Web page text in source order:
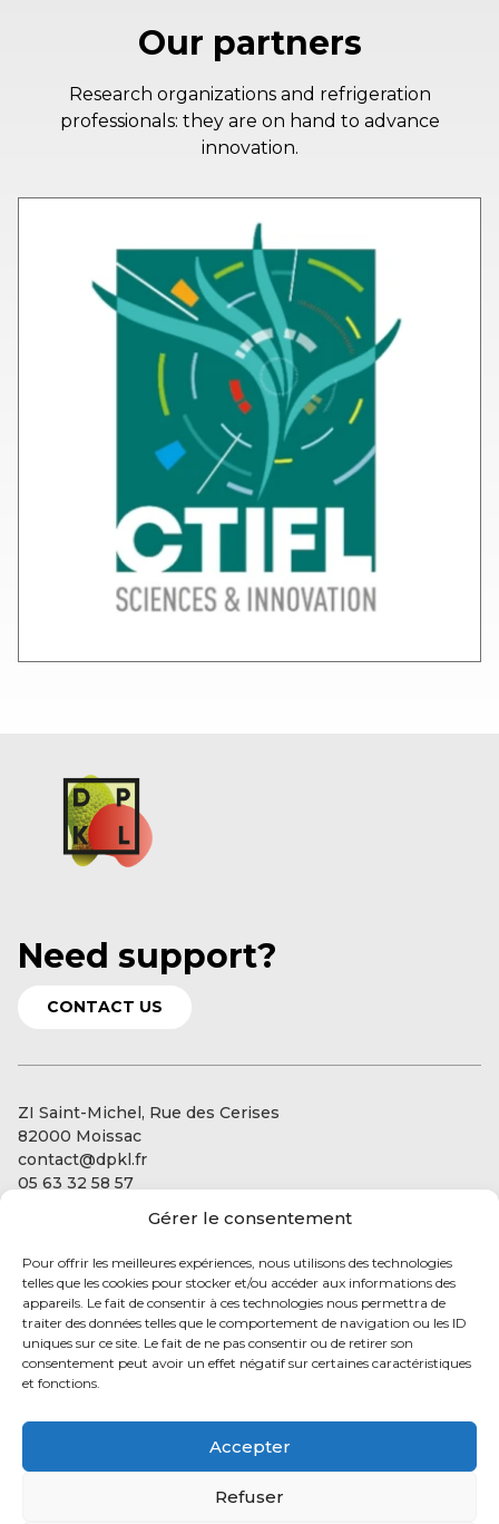
Gérer le consentement
Pour offrir les meilleures expériences, nous utilisons des technologies
telles que les cookies pour stocker et/ou accéder aux informations des
appareils. Le fait de consentir à ces technologies nous permettra de
traiter des données telles que le comportement de navigation ou les ID
uniques sur ce site. Le fait de ne pas consentir ou de retirer son
consentement peut avoir un effet négatif sur certaines caractéristiques
et fonctions.
Accepter
Refuser
Our partners
Research organizations and refrigeration
professionals: they are on hand to advance
innovation.
Need support?
CONTACT US
ZI Saint-Michel, Rue des Cerises
82000 Moissac
contact@dpkl.fr
05 63 32 58 57
Living conservation
Automation and regulation
Energy optimization
Our projects
Contact Us
Follow usto find out our